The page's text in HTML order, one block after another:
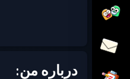
درباره من: